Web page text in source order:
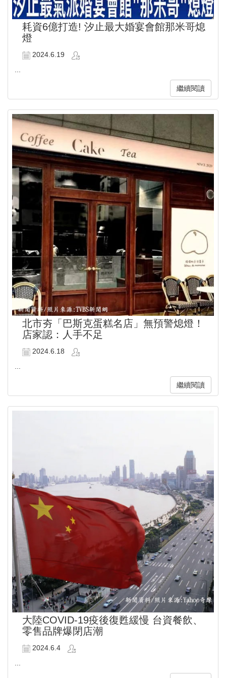
耗資6億打造! 汐止最大婚宴會館那米哥熄
燈
2024.6.19
...
繼續閱讀
北市夯「巴斯克蛋糕名店」無預警熄燈！
店家認：人手不足
2024.6.18
...
繼續閱讀
大陸COVID-19疫後復甦緩慢 台資餐飲、
零售品牌爆閉店潮
2024.6.4
...